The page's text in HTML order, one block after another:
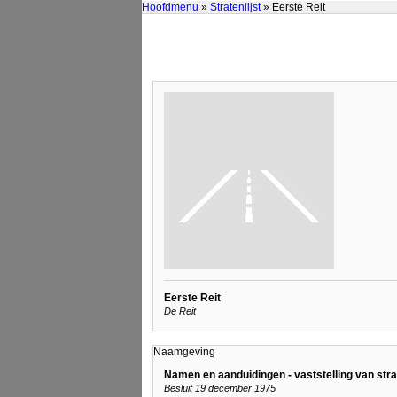
Hoofdmenu » Stratenlijst» Eerste Reit
Eerste Reit
De Reit
Naamgeving
Namen en aanduidingen - vaststelling van
Besluit 19 december 1975